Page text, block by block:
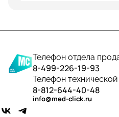
Телефон отдела
8-499-226-19-93
Телефон
8-812-644-40-48
info@med-click.ru